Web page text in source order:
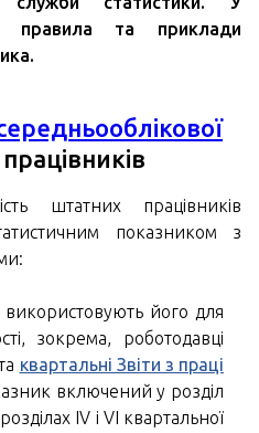
правила та приклади
штатних працівників
показником з
використовують його для
зокрема, роботодавці
квартальні Звіти з праці
включений у розділ
IV і VI квартальної